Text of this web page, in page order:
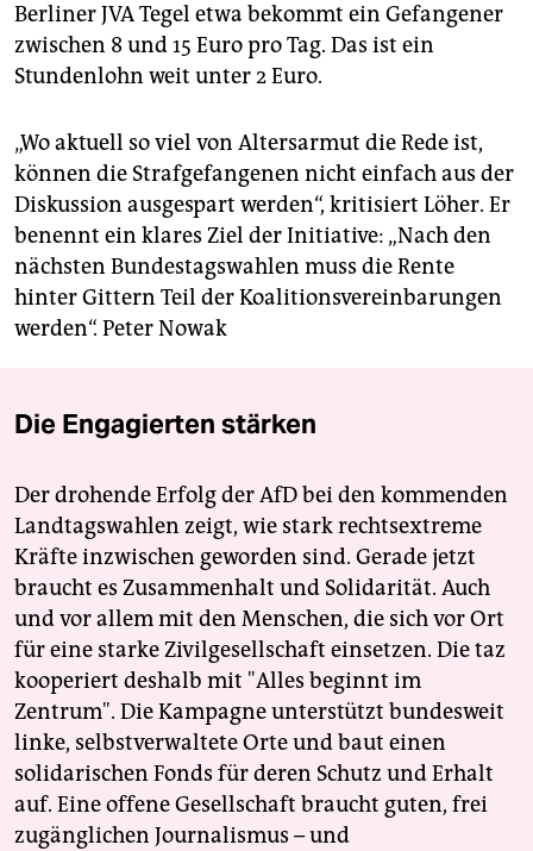
Berliner JVA Tegel etwa bekommt ein Gefangener
zwischen 8 und 15 Euro pro Tag. Das ist ein
Stundenlohn weit unter 2 Euro.
„Wo aktuell so viel von Altersarmut die Rede ist,
können die Strafgefangenen nicht einfach aus der
Diskussion ausgespart werden“, kritisiert Löher. Er
benennt ein klares Ziel der Ini­tiative: „Nach den
nächsten Bundestagswahlen muss die Rente
hinter Gittern Teil der Koali­tionsvereinbarungen
werden“. Peter Nowak
Die Engagierten stärken
Der drohende Erfolg der AfD bei den kommenden
Landtagswahlen zeigt, wie stark rechtsextreme
Kräfte inzwischen geworden sind. Gerade jetzt
braucht es Zusammenhalt und Solidarität. Auch
und vor allem mit den Menschen, die sich vor Ort
für eine starke Zivilgesellschaft einsetzen. Die taz
kooperiert deshalb mit "Alles beginnt im
Zentrum". Die Kampagne unterstützt bundesweit
linke, selbstverwaltete Orte und baut einen
solidarischen Fonds für deren Schutz und Erhalt
auf. Eine offene Gesellschaft braucht guten, frei
zugänglichen Journalismus – und